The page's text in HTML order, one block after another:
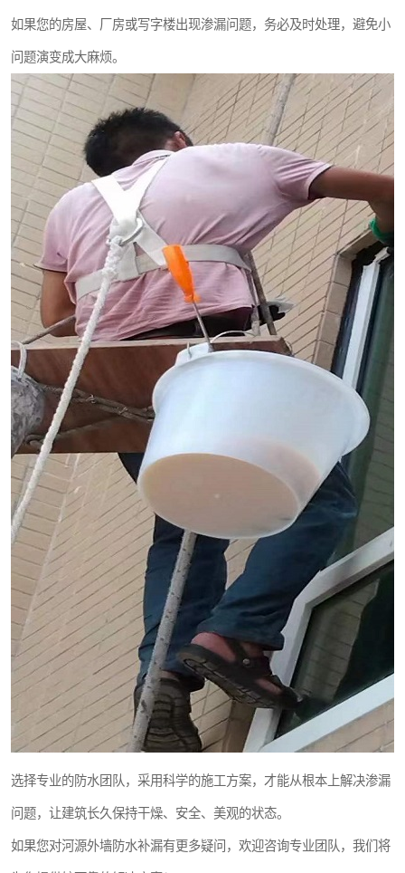
如果您的房屋、厂房或写字楼出现渗漏问题，务必及时处理，避免小
问题演变成大麻烦。
选择专业的防水团队，采用科学的施工方案，才能从根本上解决渗漏
问题，让建筑长久保持干燥、安全、美观的状态。
如果您对河源外墙防水补漏有更多疑问，欢迎咨询专业团队，我们将